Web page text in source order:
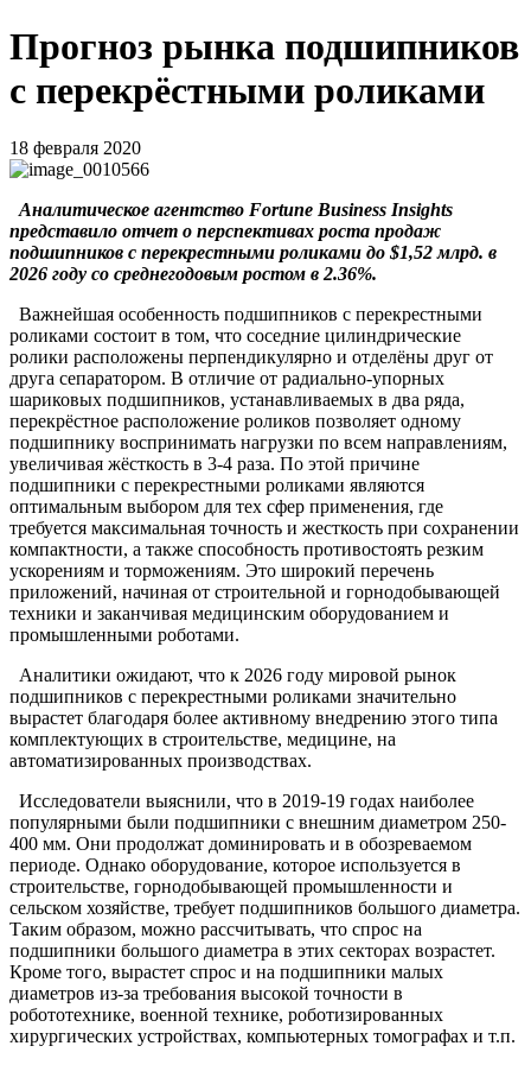
Прогноз рынка подшипников
с перекрёстными роликами
18 февраля 2020
Аналитическое агентство Fortune Business Insights
представило отчет о перспективах роста продаж
подшипников с перекрестными роликами до $1,52 млрд. в
2026 году со среднегодовым ростом в 2.36%.
Важнейшая особенность подшипников с перекрестными
роликами состоит в том, что соседние цилиндрические
ролики расположены перпендикулярно и отделёны друг от
друга сепаратором. В отличие от радиально-упорных
шариковых подшипников, устанавливаемых в два ряда,
перекрёстное расположение роликов позволяет одному
подшипнику воспринимать нагрузки по всем направлениям,
увеличивая жёсткость в 3-4 раза. По этой причине
подшипники с перекрестными роликами являются
оптимальным выбором для тех сфер применения, где
требуется максимальная точность и жесткость при сохранении
компактности, а также способность противостоять резким
ускорениям и торможениям. Это широкий перечень
приложений, начиная от строительной и горнодобывающей
техники и заканчивая медицинским оборудованием и
промышленными роботами.
Аналитики ожидают, что к 2026 году мировой рынок
подшипников с перекрестными роликами значительно
вырастет благодаря более активному внедрению этого типа
комплектующих в строительстве, медицине, на
автоматизированных производствах.
Исследователи выяснили, что в 2019-19 годах наиболее
популярными были подшипники с внешним диаметром 250-
400 мм. Они продолжат доминировать и в обозреваемом
периоде. Однако оборудование, которое используется в
строительстве, горнодобывающей промышленности и
сельском хозяйстве, требует подшипников большого диаметра.
Таким образом, можно рассчитывать, что спрос на
подшипники большого диаметра в этих секторах возрастет.
Кроме того, вырастет спрос и на подшипники малых
диаметров из-за требования высокой точности в
робототехнике, военной технике, роботизированных
хирургических устройствах, компьютерных томографах и т.п.